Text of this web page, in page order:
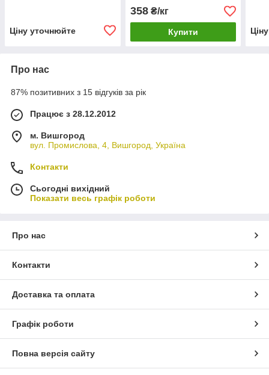
Ціну уточнюйте
358₴/кг
Купити
Про нас
87% позитивних з 15 відгуків за рік
Працює з 28.12.2012
м. Вишгород
вул. Промислова, 4, Вишгород, Україна
Контакти
Сьогодні вихідний
Показати весь графік роботи
Про нас
Контакти
Доставка та оплата
Графік роботи
Повна версія сайту